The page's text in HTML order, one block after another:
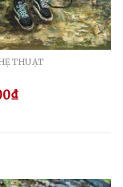
THUẬT
₫